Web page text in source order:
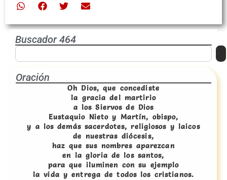
Buscador 464
Oración
Oh Dios, que concediste
la gracia del martirio
a los Siervos de Dios
Eustaquio Nieto y Martín, obispo,
y a los demás sacerdotes, religiosos y laicos
de nuestras diócesis,
haz que sus nombres aparezcan
en la gloria de los santos,
para que iluminen con su ejemplo
la vida y entrega de todos los cristianos.